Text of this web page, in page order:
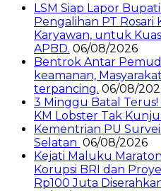
LSM Siap Lapor
Pengalihan PT Rosari
Karyawan, untuk
APBD. 06/08/2026
Bentrok Antar
keamanan,
terpancing. 06/08/
3 Minggu Batal
KM Lobster Tak
Kementrian PU
Selatan 06/08/2026
Kejati Maluku
Korupsi BRI dan
Rp100 Juta